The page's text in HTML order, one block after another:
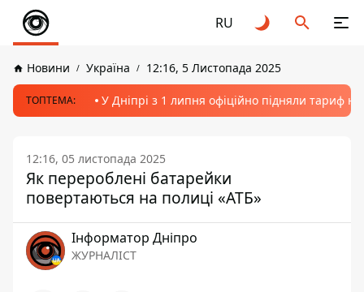
RU
Новини Україна 12:16, 5 Листопада 2025
ТОПТЕМА: У Дніпрі з 1 липня офіційно підняли тариф
12:16, 05 листопада 2025
Як перероблені батарейки
повертаються на полиці «АТБ»
Інформатор Дніпро
ЖУРНАЛІСТ